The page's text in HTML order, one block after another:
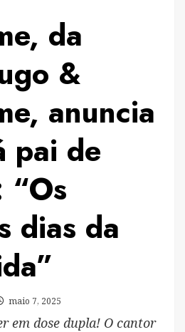
da
&
anuncia
pai de
“Os
dias da
maio 7, 2025
em dose dupla! O cantor